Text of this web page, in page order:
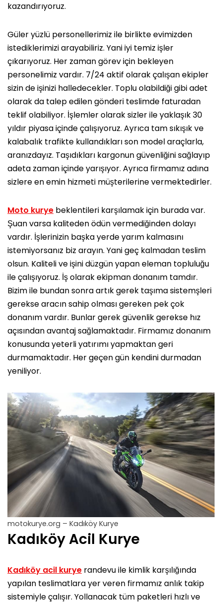
kazandırıyoruz.
Güler yüzlü personellerimiz ile birlikte evimizden
istediklerimizi arayabiliriz. Yani iyi temiz işler
çıkarıyoruz. Her zaman görev için bekleyen
personelimiz vardır. 7/24 aktif olarak çalışan ekipler
sizin de işinizi halledecekler. Toplu olabildiği gibi adet
olarak da talep edilen gönderi teslimde faturadan
teklif olabiliyor. İşlemler olarak sizler ile yaklaşık 30
yıldır piyasa içinde çalışıyoruz. Ayrıca tam sıkışık ve
kalabalık trafikte kullandıkları son model araçlarla,
aranızdayız. Taşıdıkları kargonun güvenliğini sağlayıp
adeta zaman içinde yarışıyor. Ayrıca firmamız adına
sizlere en emin hizmeti müşterilerine vermektedirler.
Moto kurye beklentileri karşılamak için burada var.
Şuan varsa kaliteden ödün vermediğinden dolayı
vardır. İşlerinizin başka yerde yarım kalmasını
istemiyorsanız biz arayın. Yani geç kalmadan teslim
olsun. Kaliteli ve işini düzgün yapan eleman topluluğu
ile çalışıyoruz. İş olarak ekipman donanım tamdır.
Bizim ile bundan sonra artık gerek taşıma sistemşleri
gerekse aracın sahip olması gereken pek çok
donanım vardır. Bunlar gerek güvenlik gerekse hız
açısından avantaj sağlamaktadır. Firmamız donanım
konusunda yeterli yatırımı yapmaktan geri
durmamaktadır. Her geçen gün kendini durmadan
yeniliyor.
motokurye.org – Kadıköy Kurye
Kadıköy Acil Kurye
Kadıköy acil kurye randevu ile kimlik karşılığında
yapılan teslimatlara yer veren firmamız anlık takip
sistemiyle çalışır. Yollanacak tüm paketleri hızlı ve